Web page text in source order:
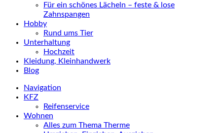
Für ein schönes Lächeln – feste & lose
Zahnspangen
Hobby
Rund ums Tier
Unterhaltung
Hochzeit
Kleidung, Kleinhandwerk
Blog
Navigation
KFZ
Reifenservice
Wohnen
Alles zum Thema Therme